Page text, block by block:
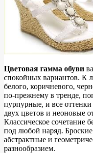
Цветовая гамма обуви
спокойных вариантов. К
белого, коричневого,
по-прежнему в тренде,
пурпурные, и все
двух цветов и неоновые
Классическое сочетание
под любой наряд.
абстрактные и
разнообразием.